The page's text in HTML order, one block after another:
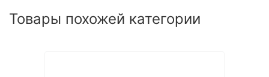
Товары похожей категории